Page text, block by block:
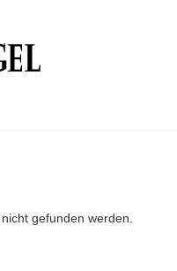
gefunden werden.